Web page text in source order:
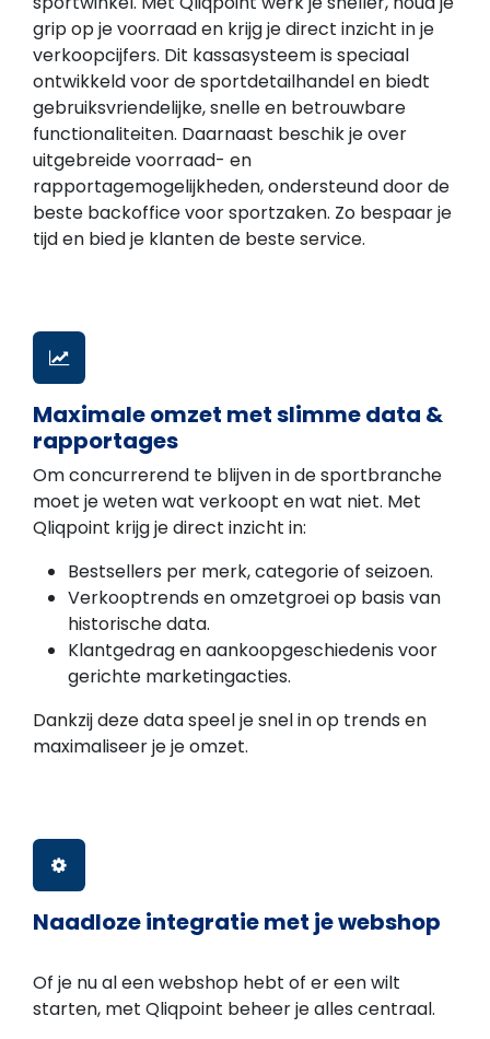
grip op je voorraad en krijg je direct inzicht in je
verkoopcijfers. Dit kassasysteem is speciaal
ontwikkeld voor de sportdetailhandel en biedt
gebruiksvriendelijke, snelle en betrouwbare
functionaliteiten. Daarnaast beschik je over
uitgebreide voorraad- en
rapportagemogelijkheden, ondersteund door de
beste backoffice voor sportzaken. Zo bespaar je
tijd en bied je klanten de beste service.
Maximale omzet met slimme data &
rapportages
Om concurrerend te blijven in de sportbranche
moet je weten wat verkoopt en wat niet. Met
Qliqpoint krijg je direct inzicht in:
Bestsellers per merk, categorie of seizoen.
Verkooptrends en omzetgroei op basis van
historische data.
Klantgedrag en aankoopgeschiedenis voor
gerichte marketingacties.
Dankzij deze data speel je snel in op trends en
maximaliseer je je omzet.
Naadloze integratie met je webshop
Of je nu al een webshop hebt of er een wilt
starten, met Qliqpoint beheer je alles centraal.